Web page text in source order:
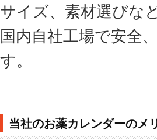
サイズ、素材選びな
国内自社工場で安全
す。
当社のお薬カレンダーのメ